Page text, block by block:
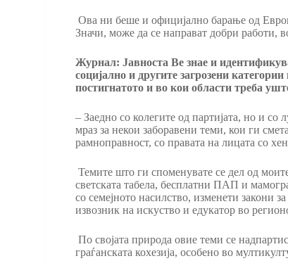
Ова ни беше и официјално барање од
Значи, може да се направат добри работи,
Журнал: Јавноста Ве знае и
социјално и другите загрозени
постигнатото и во кои области треба
– Заедно со колегите од партијата, но и
мраз за некои заборавени теми, кои ги
рамноправност, со правата на лицата со
Темите што ги споменувате се дел од
светската табела, бесплатни ПАП и
со семејното насилство, изменети закони
извозник на искуство и едукатор во
По својата природа овие теми се
граѓанската кохезија, особено во